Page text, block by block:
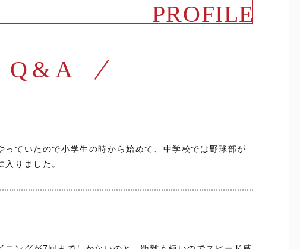
PROFILE
Q&A
っていたので小学生の時から始めて、中学校では野球部が
りました。